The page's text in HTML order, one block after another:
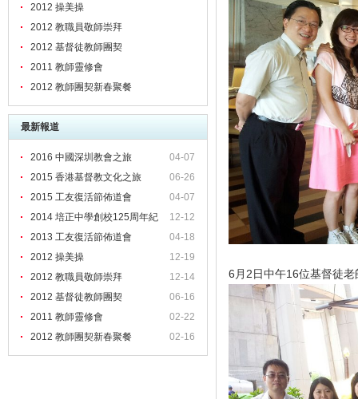
2012 操美操
2012 教職員敬師崇拜
2012 基督徒教師團契
2011 教師靈修會
2012 教師團契新春聚餐
最新報道
04-07
2016 中國深圳教會之旅
06-26
2015 香港基督教文化之旅
04-07
2015 工友復活節佈道會
12-12
2014 培正中學創校125周年紀
04-18
2013 工友復活節佈道會
12-19
2012 操美操
12-14
2012 教職員敬師崇拜
06-16
2012 基督徒教師團契
02-22
2011 教師靈修會
02-16
2012 教師團契新春聚餐
6月2日中午16位基督徒